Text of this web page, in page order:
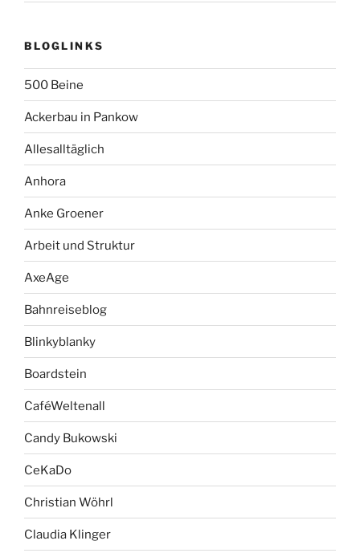
BLOGLINKS
500 Beine
Ackerbau in Pankow
Allesalltäglich
Anhora
Anke Groener
Arbeit und Struktur
AxeAge
Bahnreiseblog
Blinkyblanky
Boardstein
CaféWeltenall
Candy Bukowski
CeKaDo
Christian Wöhrl
Claudia Klinger